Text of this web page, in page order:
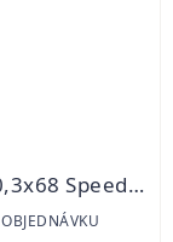
RWS 10,3x68 Speed Tip 18,5g 20ks